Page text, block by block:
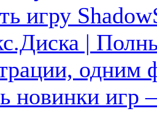
игру
|
одним
новинки